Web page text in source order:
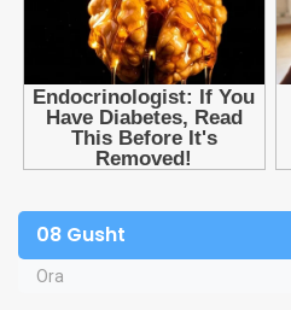
08 Gusht
Ora